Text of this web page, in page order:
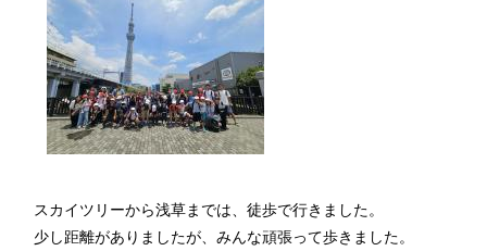
スカイツリーから浅草までは、徒歩で行きました。
少し距離がありましたが、みんな頑張って歩きました。